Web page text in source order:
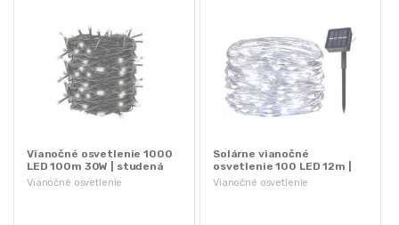
Vianočné osvetlenie
Vianočné osvetlenie 1000
LED 100m 30W | studená
biela
Vianočné osvetlenie
Solárne vianočné
osvetlenie 100 LED 12m |
studená biela